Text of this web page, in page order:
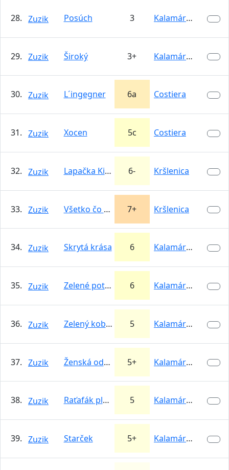
28. Zuzik Posúch 3 Kalamárka
29. Zuzik Široký 3+ Kalamárka
30. Zuzik L´ingegner 6a Costiera
31. Zuzik Xocen 5c Costiera
32. Zuzik Lapačka Kira 6- Kršlenica
33. Zuzik Všetko čo mam rád 7+ Kršlenica
34. Zuzik Skrytá krása 6 Kalamárka
35. Zuzik Zelené potešenie 6 Kalamárka
36. Zuzik Zelený koberec 5 Kalamárka
37. Zuzik Ženská odvaha 5+ Kalamárka
38. Zuzik Raťafák plachta 5 Kalamárka
39. Zuzik Starček 5+ Kalamárka